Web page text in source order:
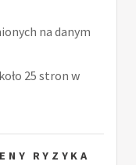
na danym
25 stron w
RYZYKA